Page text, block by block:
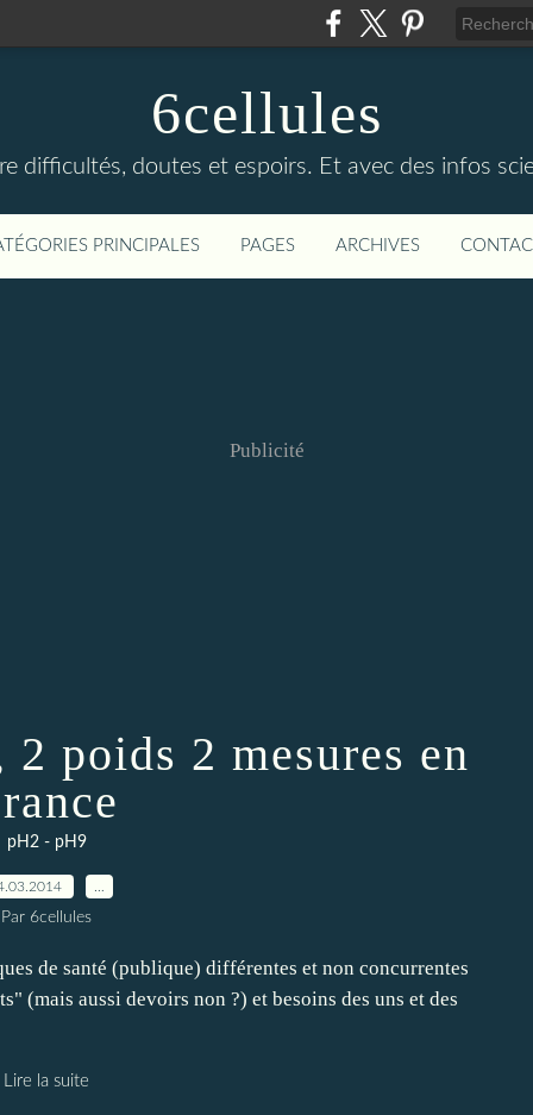
6cellules
difficultés, doutes et espoirs. Et avec des infos
PRINCIPALES PAGES ARCHIVES
Publicité
poids 2 mesures en
pH2 - pH9
Par 6cellules
de santé (publique) différentes et non concurrentes
(mais aussi devoirs non ?) et besoins des uns et des
Lire la suite